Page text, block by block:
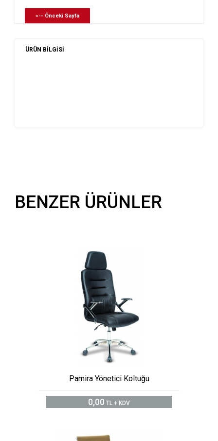
«-- Önceki Sayfa
ÜRÜN BİLGİSİ
BENZER ÜRÜNLER
Pamira Yönetici Koltuğu
0,00 TL + KDV